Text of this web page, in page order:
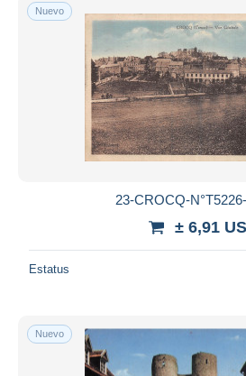
Nuevo
23-CROCQ-
± 6,91
Estatus
Nuevo